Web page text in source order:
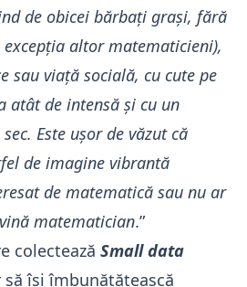
de obicei bărbați grași, fără
altor matematicieni),
sau viață socială, cu cute pe
atât de intensă și cu un
Este ușor de văzut că
de imagine vibrantă
de matematică sau nu ar
matematician.”
colectează Small data
își îmbunătățească